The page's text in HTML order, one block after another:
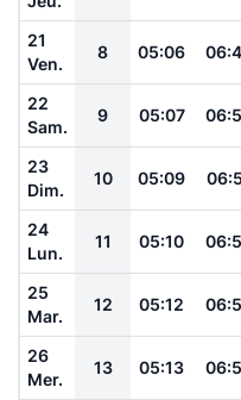
21
Ven.
8 05:06
22
Sam.
9 05:07
23
Dim.
10 05:09
24
Lun.
11 05:10
25
Mar.
12 05:12
26
Mer.
13 05:13